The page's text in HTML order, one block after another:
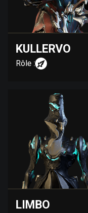
KULLERVO
Rôle :
LIMBO